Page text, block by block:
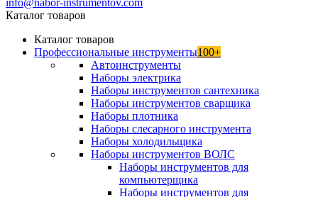
info@nabor-instrumentov.com
Каталог товаров
Каталог товаров
Профессиональные инструменты100+
Автоинструменты
Наборы электрика
Наборы инструментов сантехника
Наборы инструментов сварщика
Наборы плотника
Наборы слесарного инструмента
Наборы холодильщика
Наборы инструментов ВОЛС
Наборы инструментов для
компьютерщика
Наборы инструментов для